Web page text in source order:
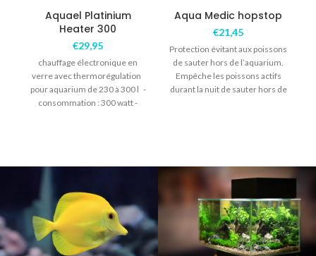
Aquael Platinium
Heater 300
€29,95
chauffage électronique en
verre avec thermorégulation
pour aquarium de 230 à 300 l -
consommation : 300 watt -
Aqua Medic hopstop
€21,45
Protection évitant aux poissons
de sauter hors de l’aquarium.
Empêche les poissons actifs
durant la nuit de sauter hors de